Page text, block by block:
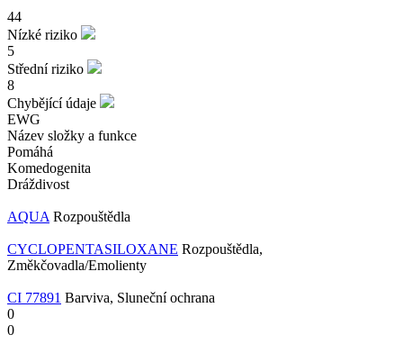
44
Nízké riziko
5
Střední riziko
8
Chybějící údaje
EWG
Název složky a funkce
Pomáhá
Komedogenita
Dráždivost
AQUA Rozpouštědla
CYCLOPENTASILOXANE Rozpouštědla,
Změkčovadla/Emolienty
CI 77891 Barviva, Sluneční ochrana
0
0